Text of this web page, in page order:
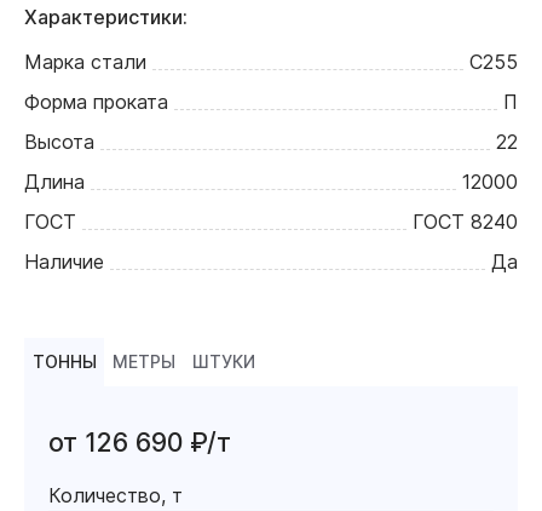
Характеристики:
Марка стали
С255
Форма проката
П
Высота
22
Длина
12000
ГОСТ
ГОСТ 8240
Наличие
Да
ТОННЫ МЕТРЫ ШТУКИ
от 126 690 ₽/т
Количество, т